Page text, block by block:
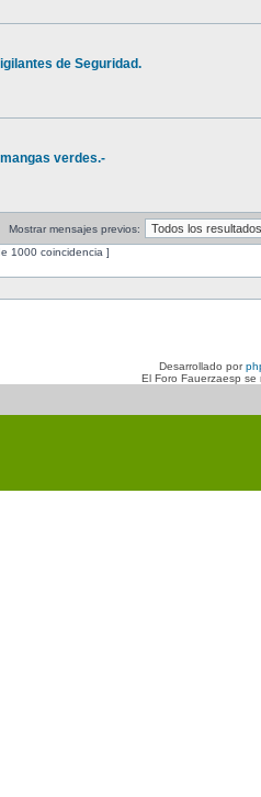
de Seguridad.
verdes.-
Mostrar mensajes previos:
1000 coincidencia ]
Desarrollado por
El Foro Fauerzaesp